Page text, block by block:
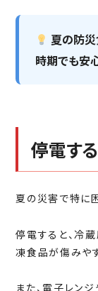
夏の防災
時期でも安
停電す
夏の災害で特に
停電すると、冷
凍食品が傷みや
また、電子レン